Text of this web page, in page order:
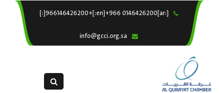
[:ar]966146426200+[:en]+966 0146426200[:] ×
خدماتنا